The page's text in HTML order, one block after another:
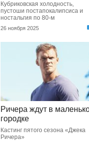
Кубриковская холодность,
пустоши постапокалипсиса и
ностальгия по 80-м
26 ноября 2025
Ричера ждут в
городке
Кастинг пятого сезона «Джека
Ричера»